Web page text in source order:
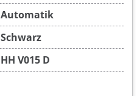
Automatik
Schwarz
HH V015 D